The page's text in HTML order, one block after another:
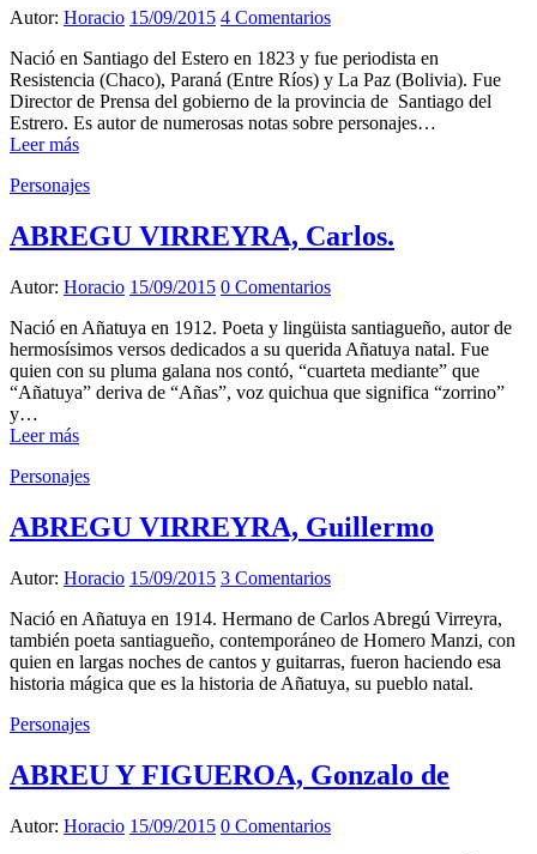
Autor: Horacio 15/09/2015 4 Comentarios
Nació en Santiago del Estero en 1823 y fue periodista en
Resistencia (Chaco), Paraná (Entre Ríos) y La Paz (Bolivia). Fue
Director de Prensa del gobierno de la provincia de Santiago del
Estrero. Es autor de numerosas notas sobre personajes…
Leer más
Personajes
ABREGU VIRREYRA, Carlos.
Autor: Horacio 15/09/2015 0 Comentarios
Nació en Añatuya en 1912. Poeta y lingüista santiagueño, autor de
hermosísimos versos dedicados a su querida Añatuya natal. Fue
quien con su pluma galana nos contó, “cuarteta mediante” que
“Añatuya” deriva de “Añas”, voz quichua que significa “zorrino”
y…
Leer más
Personajes
ABREGU VIRREYRA, Guillermo
Autor: Horacio 15/09/2015 3 Comentarios
Nació en Añatuya en 1914. Hermano de Carlos Abregú Virreyra,
también poeta santiagueño, contemporáneo de Homero Manzi, con
quien en largas noches de cantos y guitarras, fueron haciendo esa
historia mágica que es la historia de Añatuya, su pueblo natal.
Personajes
ABREU Y FIGUEROA, Gonzalo de
Autor: Horacio 15/09/2015 0 Comentarios